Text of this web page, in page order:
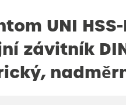
UNI HSS-
závitník